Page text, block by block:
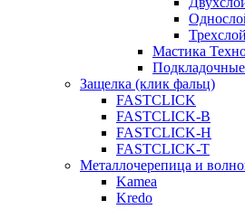
Мастика
Защелка (клик фальц)
FASTCLICK
FASTCLICK-B
FASTCLICK-H
FASTCLICK-T
Металлочерепица и
Kamea
Kredo